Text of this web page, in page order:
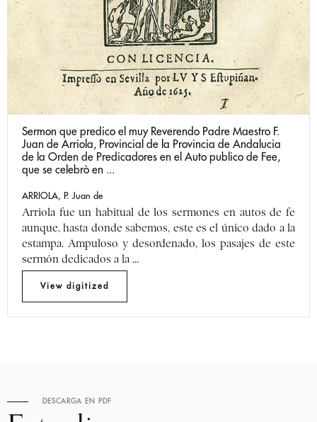
Sermon que predico el muy Reverendo Padre Maestro F.
Juan de Arriola, Provincial de la Provincia de Andalucia
de la Orden de Predicadores en el Auto publico de Fee,
que se celebrò en ...
ARRIOLA, P. Juan de
Arriola fue un habitual de los sermones en autos de fe
aunque, hasta donde sabemos, este es el único dado a la
estampa. Ampuloso y desordenado, los pasajes de este
sermón dedicados a la ...
DESCARGA EN PDF